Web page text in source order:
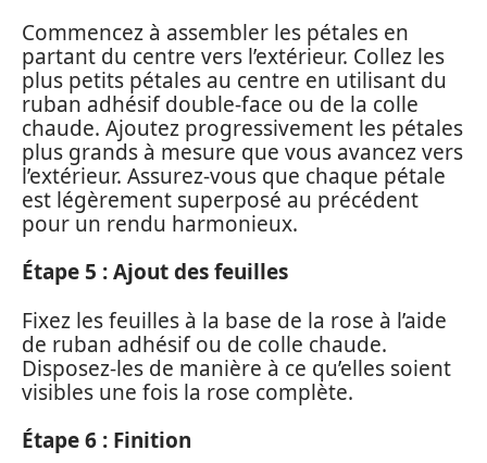
Commencez à assembler les pétales en
partant du centre vers l’extérieur. Collez les
plus petits pétales au centre en utilisant du
ruban adhésif double-face ou de la colle
chaude. Ajoutez progressivement les pétales
plus grands à mesure que vous avancez vers
l’extérieur. Assurez-vous que chaque pétale
est légèrement superposé au précédent
pour un rendu harmonieux.
Étape 5 : Ajout des feuilles
Fixez les feuilles à la base de la rose à l’aide
de ruban adhésif ou de colle chaude.
Disposez-les de manière à ce qu’elles soient
visibles une fois la rose complète.
Étape 6 : Finition